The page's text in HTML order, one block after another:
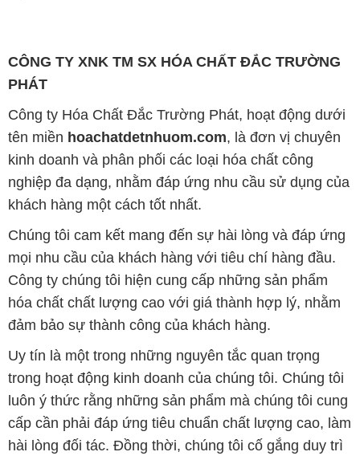
CÔNG TY XNK TM SX HÓA CHẤT ĐẮC TRƯỜNG
PHÁT
Công ty Hóa Chất Đắc Trường Phát, hoạt động dưới
tên miền hoachatdetnhuom.com, là đơn vị chuyên
kinh doanh và phân phối các loại hóa chất công
nghiệp đa dạng, nhằm đáp ứng nhu cầu sử dụng của
khách hàng một cách tốt nhất.
Chúng tôi cam kết mang đến sự hài lòng và đáp ứng
mọi nhu cầu của khách hàng với tiêu chí hàng đầu.
Công ty chúng tôi hiện cung cấp những sản phẩm
hóa chất chất lượng cao với giá thành hợp lý, nhằm
đảm bảo sự thành công của khách hàng.
Uy tín là một trong những nguyên tắc quan trọng
trong hoạt động kinh doanh của chúng tôi. Chúng tôi
luôn ý thức rằng những sản phẩm mà chúng tôi cung
cấp cần phải đáp ứng tiêu chuẩn chất lượng cao, làm
hài lòng đối tác. Đồng thời, chúng tôi cố gắng duy trì